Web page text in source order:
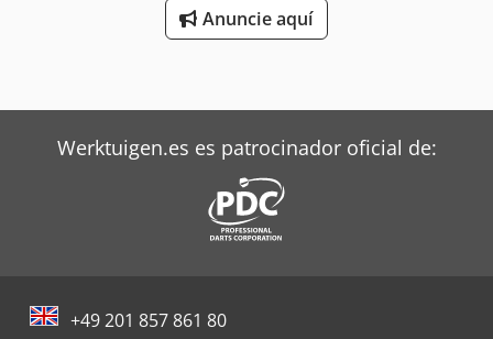
Anuncie aquí
Werktuigen.es es patrocinador oficial de:
+49 201 857 861 80